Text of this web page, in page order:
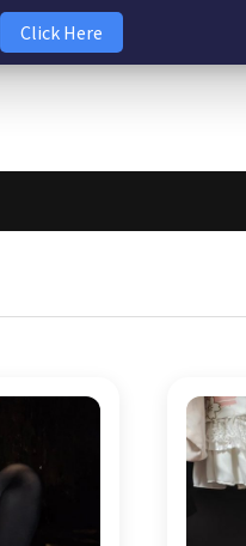
Click Here